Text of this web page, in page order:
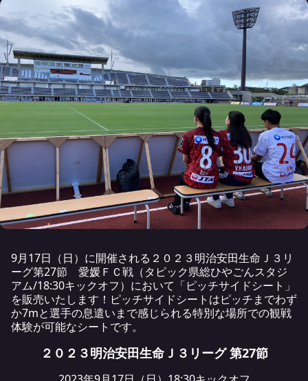
9月17日（日）に開催される２０２３明治安田生命Ｊ３リ
ーグ第27節 愛媛ＦＣ戦（タピック県総ひやごんスタジ
アム/18:30キックオフ）において「ピッチサイドシート」
を販売いたします！ピッチサイドシートはピッチまでわず
か7mと選手の息遣いまで感じられる特別な場所での観戦
体験が可能なシートです。
２０２３明治安田生命Ｊ３リーグ 第27節